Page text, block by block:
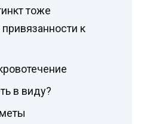
тоже
к
в виду?